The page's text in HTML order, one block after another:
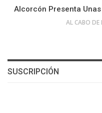
Alcorcón Presenta
SUSCRIPCIÓN